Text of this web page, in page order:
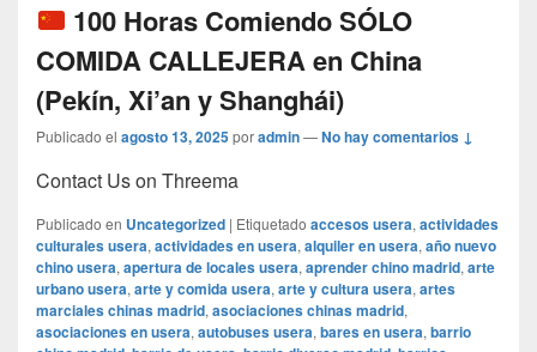
100 Horas Comiendo SÓLO
COMIDA CALLEJERA en China
(Pekín, Xi’an y Shanghái)
Publicado el agosto 13, 2025poradmin—No hay comentarios ↓
Contact Us on Threema
Publicado en Uncategorized | Etiquetado accesos usera, actividades
culturales usera, actividades en usera, alquiler en usera, año nuevo
chino usera, apertura de locales usera, aprender chino madrid, arte
urbano usera, arte y comida usera, arte y cultura usera, artes
marciales chinas madrid, asociaciones chinas madrid,
asociaciones en usera, autobuses usera, bares en usera, barrio